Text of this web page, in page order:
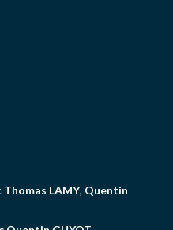
Thomas LAMY, Quentin